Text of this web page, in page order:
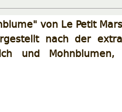
von Le Petit
nach der
und Mohnblumen,